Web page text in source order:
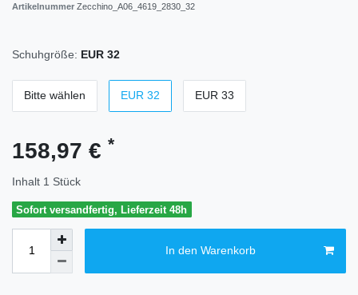
Artikelnummer Zecchino_A06_4619_2830_32
Schuhgröße: EUR 32
Bitte wählen EUR 32 EUR 33
158,97 € *
Inhalt 1 Stück
Sofort versandfertig, Lieferzeit 48h
In den Warenkorb